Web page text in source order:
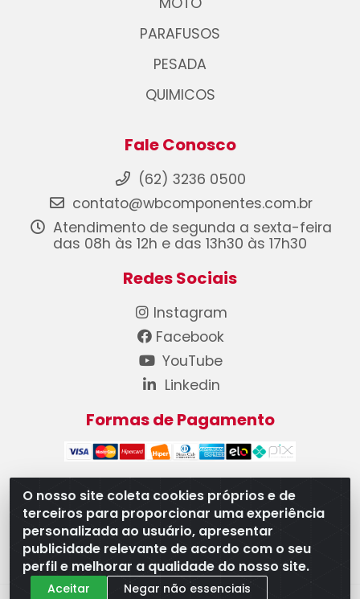
O nosso site coleta cookies próprios e de
terceiros para proporcionar uma experiência
personalizada ao usuário, apresentar
publicidade relevante de acordo com o seu
perfil e melhorar a qualidade do nosso site.
Aceitar Negar não essenciais
PARAFUSOS
PESADA
QUIMICOS
Fale Conosco
(62) 3236 0500
contato@wbcomponentes.com.br
Atendimento de segunda a sexta-feira
das 08h às 12h e das 13h30 às 17h30
Redes Sociais
Instagram
Facebook
YouTube
Linkedin
Formas de Pagamento
WB Componentes Automotivos LTDA - CNPJ
08.528.393/0001-12 - Rua do Níquel, 667 - Parque
Oeste Industrial, Goiânia/GO - CEP 74375-660